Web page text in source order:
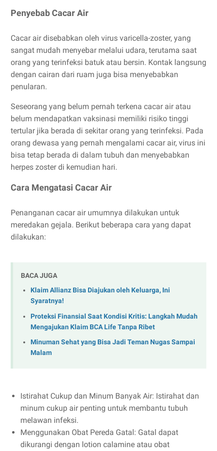
Penyebab Cacar Air
Cacar air disebabkan oleh virus varicella-zoster, yang
sangat mudah menyebar melalui udara, terutama saat
orang yang terinfeksi batuk atau bersin. Kontak langsung
dengan cairan dari ruam juga bisa menyebabkan
penularan.
Seseorang yang belum pernah terkena cacar air atau
belum mendapatkan vaksinasi memiliki risiko tinggi
tertular jika berada di sekitar orang yang terinfeksi. Pada
orang dewasa yang pernah mengalami cacar air, virus ini
bisa tetap berada di dalam tubuh dan menyebabkan
herpes zoster di kemudian hari.
Cara Mengatasi Cacar Air
Penanganan cacar air umumnya dilakukan untuk
meredakan gejala. Berikut beberapa cara yang dapat
dilakukan:
BACA JUGA
Klaim Allianz Bisa Diajukan oleh Keluarga, Ini
Syaratnya!
Proteksi Finansial Saat Kondisi Kritis: Langkah Mudah
Mengajukan Klaim BCA Life Tanpa Ribet
Minuman Sehat yang Bisa Jadi Teman Nugas Sampai
Malam
Istirahat Cukup dan Minum Banyak Air: Istirahat dan
minum cukup air penting untuk membantu tubuh
melawan infeksi.
Menggunakan Obat Pereda Gatal : Gatal dapat
dikurangi dengan lotion calamine atau obat